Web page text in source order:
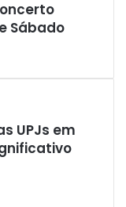
Sábado
UPJs em